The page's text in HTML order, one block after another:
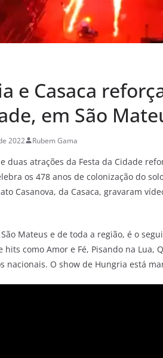
e Casaca
em São
2022 Rubem Gama
duas atrações da Festa da Cidade
os 478 anos de colonização do
Casanova, da Casaca, gravaram
Mateus e de toda a região, é o
hits como Amor e Fé, Pisando na Lua,
nacionais. O show de Hungria está